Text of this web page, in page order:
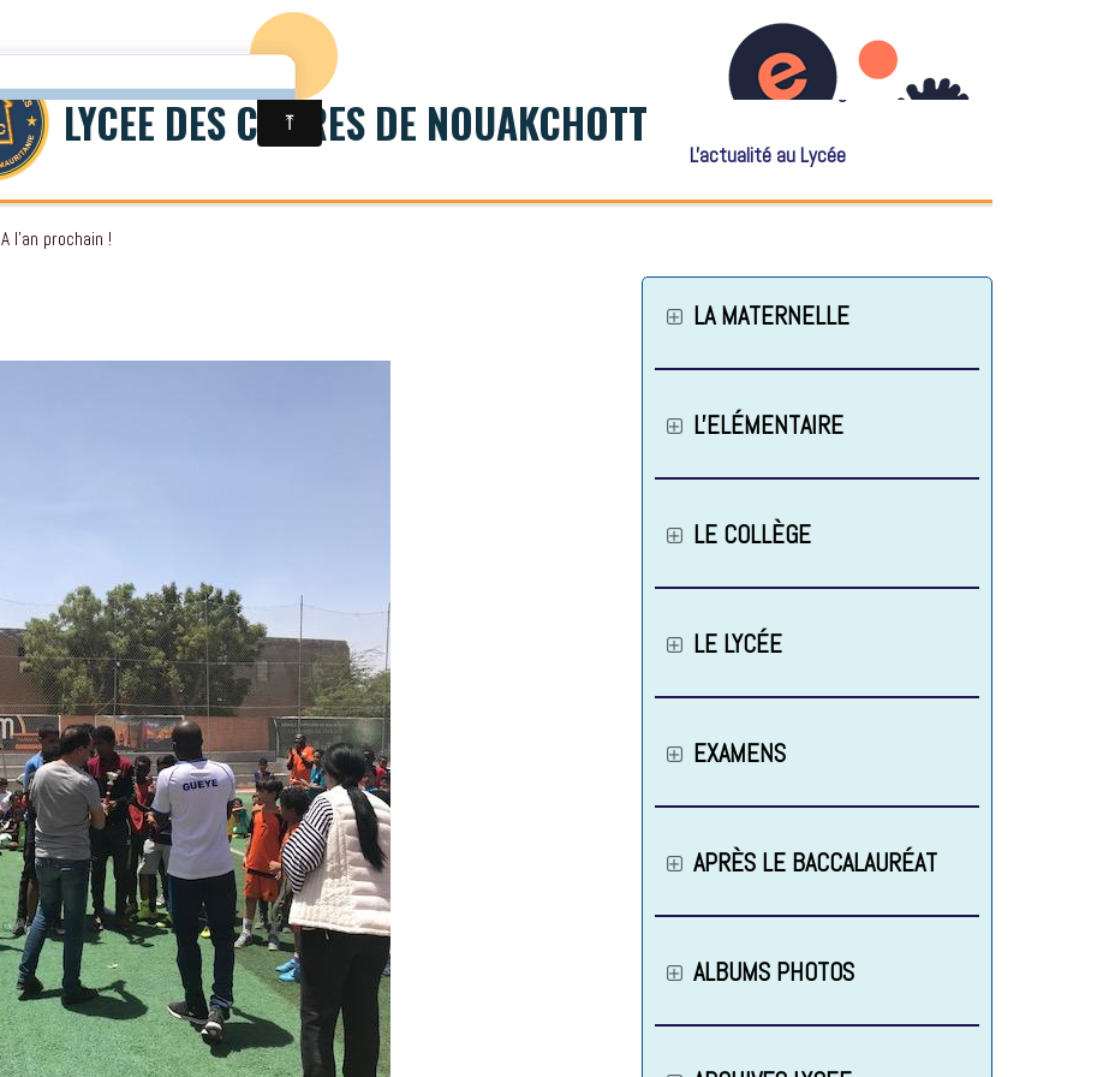
LYCEE DES CADRES DE NOUAKCHOTT
L'actualité au Collège
L'actualité au Lycée
A l'an prochain !
LA MATERNELLE
L'ELÉMENTAIRE
LE COLLÈGE
LE LYCÉE
EXAMENS
APRÈS LE BACCALAURÉAT
ALBUMS PHOTOS